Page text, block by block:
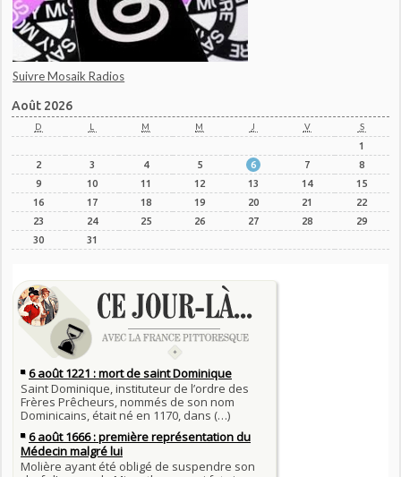
Suivre Mosaik Radios
Août 2026
D L M M J V S
1
2
3 4 5 6 7
8
9
10 11 12 13 14
15
16
17 18 19 20 21
22
23
24 25 26 27 28
29
30
31